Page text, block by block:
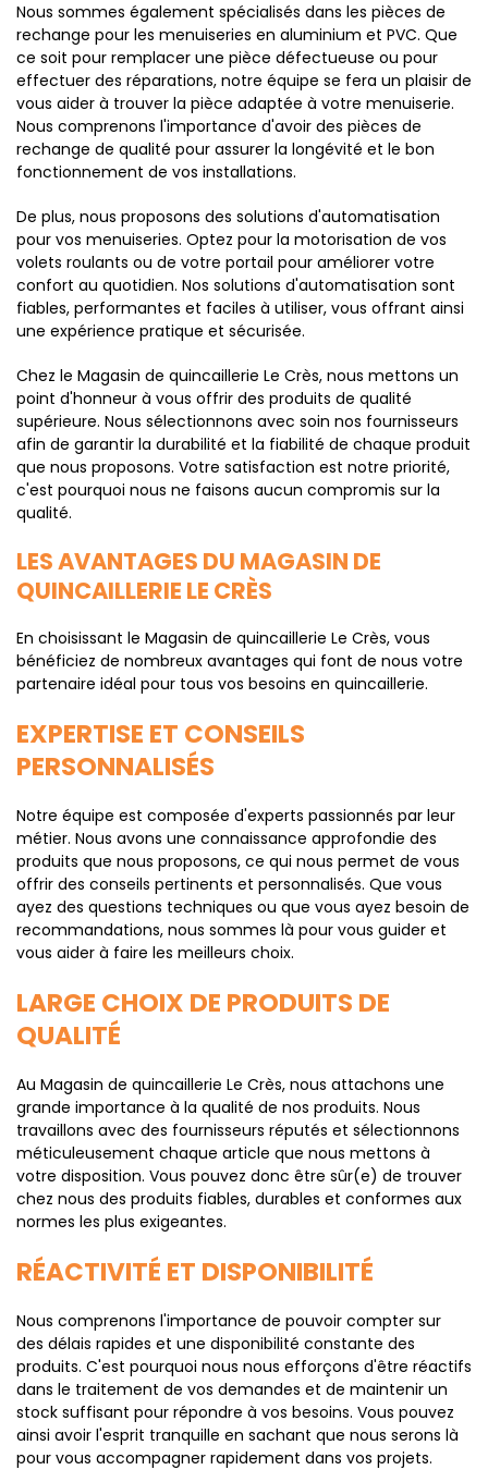
Nous sommes également spécialisés dans les pièces de
rechange pour les menuiseries en aluminium et PVC. Que
ce soit pour remplacer une pièce défectueuse ou pour
effectuer des réparations, notre équipe se fera un plaisir de
vous aider à trouver la pièce adaptée à votre menuiserie.
Nous comprenons l'importance d'avoir des pièces de
rechange de qualité pour assurer la longévité et le bon
fonctionnement de vos installations.
De plus, nous proposons des solutions d'automatisation
pour vos menuiseries. Optez pour la motorisation de vos
volets roulants ou de votre portail pour améliorer votre
confort au quotidien. Nos solutions d'automatisation sont
fiables, performantes et faciles à utiliser, vous offrant ainsi
une expérience pratique et sécurisée.
Chez le Magasin de quincaillerie Le Crès, nous mettons un
point d'honneur à vous offrir des produits de qualité
supérieure. Nous sélectionnons avec soin nos fournisseurs
afin de garantir la durabilité et la fiabilité de chaque produit
que nous proposons. Votre satisfaction est notre priorité,
c'est pourquoi nous ne faisons aucun compromis sur la
qualité.
LES AVANTAGES DU MAGASIN DE
QUINCAILLERIE LE CRÈS
En choisissant le Magasin de quincaillerie Le Crès, vous
bénéficiez de nombreux avantages qui font de nous votre
partenaire idéal pour tous vos besoins en quincaillerie.
EXPERTISE ET CONSEILS
PERSONNALISÉS
Notre équipe est composée d'experts passionnés par leur
métier. Nous avons une connaissance approfondie des
produits que nous proposons, ce qui nous permet de vous
offrir des conseils pertinents et personnalisés. Que vous
ayez des questions techniques ou que vous ayez besoin de
recommandations, nous sommes là pour vous guider et
vous aider à faire les meilleurs choix.
LARGE CHOIX DE PRODUITS DE
QUALITÉ
Au Magasin de quincaillerie Le Crès, nous attachons une
grande importance à la qualité de nos produits. Nous
travaillons avec des fournisseurs réputés et sélectionnons
méticuleusement chaque article que nous mettons à
votre disposition. Vous pouvez donc être sûr(e) de trouver
chez nous des produits fiables, durables et conformes aux
normes les plus exigeantes.
RÉACTIVITÉ ET DISPONIBILITÉ
Nous comprenons l'importance de pouvoir compter sur
des délais rapides et une disponibilité constante des
produits. C'est pourquoi nous nous efforçons d'être réactifs
dans le traitement de vos demandes et de maintenir un
stock suffisant pour répondre à vos besoins. Vous pouvez
ainsi avoir l'esprit tranquille en sachant que nous serons là
pour vous accompagner rapidement dans vos projets.